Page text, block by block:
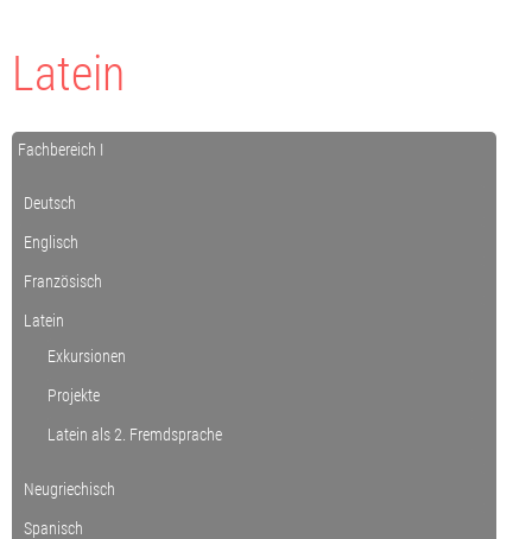
Latein
Fachbereich I
Deutsch
Englisch
Französisch
Latein
Exkursionen
Projekte
Latein als 2. Fremdsprache
Neugriechisch
Spanisch